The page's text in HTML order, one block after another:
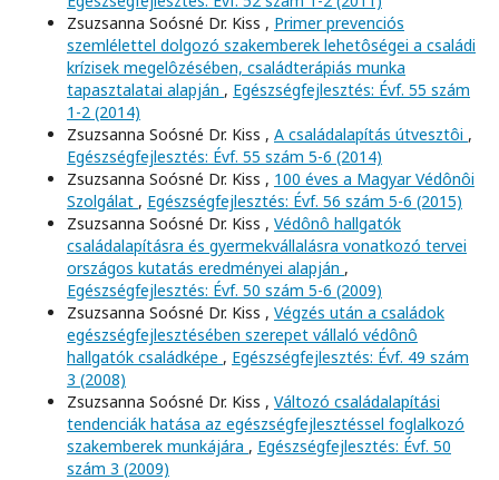
Zsuzsanna Soósné Dr. Kiss , Primer prevenciós
szemlélettel dolgozó szakemberek lehetôségei a családi
krízisek megelôzésében, családterápiás munka
tapasztalatai alapján , Egészségfejlesztés: Évf. 55 szám
1-2 (2014)
Zsuzsanna Soósné Dr. Kiss , A családalapítás útvesztôi ,
Egészségfejlesztés: Évf. 55 szám 5-6 (2014)
Zsuzsanna Soósné Dr. Kiss , 100 éves a Magyar Védônôi
Szolgálat , Egészségfejlesztés: Évf. 56 szám 5-6 (2015)
Zsuzsanna Soósné Dr. Kiss , Védônô hallgatók
családalapításra és gyermekvállalásra vonatkozó tervei
országos kutatás eredményei alapján ,
Egészségfejlesztés: Évf. 50 szám 5-6 (2009)
Zsuzsanna Soósné Dr. Kiss , Végzés után a családok
egészségfejlesztésében szerepet vállaló védônô
hallgatók családképe , Egészségfejlesztés: Évf. 49 szám
3 (2008)
Zsuzsanna Soósné Dr. Kiss , Változó családalapítási
tendenciák hatása az egészségfejlesztéssel foglalkozó
szakemberek munkájára , Egészségfejlesztés: Évf. 50
szám 3 (2009)